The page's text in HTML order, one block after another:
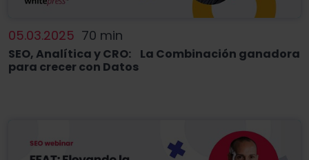
05.03.2025 70 min
SEO, Analítica y CRO: La Combinación ganadora
para crecer con Datos